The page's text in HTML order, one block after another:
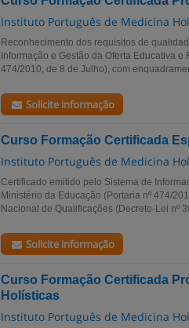
Instituto Português de Medicina
Reconhecimento dos requisitos de
Informação e Gestão da Oferta Educativa
474/2010, de 8 de Julho), com
Solicite informação
Curso Formação Certificada
Instituto Português de Medicina
Certificado emitido pelo Sistema de
Ministério da Educação (Portaria nº 474/
Nacional de Qualificações (Decreto-Lei nº
Solicite informação
Curso Formação Certificada
Holísticas
Instituto Português de Medicina